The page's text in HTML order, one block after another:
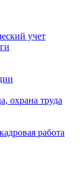
учет
охрана труда
работа